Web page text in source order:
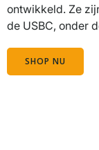
ontwikkeld. Ze
de USBC, onder
SHOP NU